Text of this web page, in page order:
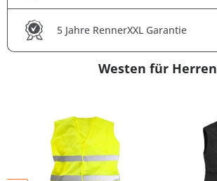
5 Jahre RennerXXL Garantie
Westen für Herren